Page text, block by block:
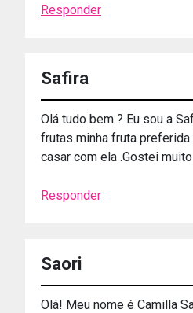
Responder
Safira
Olá tudo bem ? Eu sou a
frutas minha fruta
casar com ela .Gostei
Responder
Saori
Olá! Meu nome é Camilla